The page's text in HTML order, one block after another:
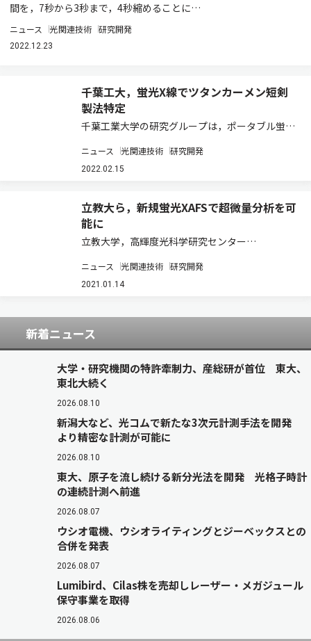
間を，7秒から3秒まで，4秒縮めることに…
ニュース 光関連技術 研究開発
2022.12.23
千葉工大，蛍光X線でツタンカーメン短剣
製法特定
千葉工業大学の研究グループは，ポータブル蛍光
破壊・非接触での化学分析を行なった結果，鉄剣
が低温鍛造により製造されたこと，エジプト国外
し…
ニュース 光関連技術 研究開発
2022.02.15
立教大ら，新規蛍光XAFSで超微量分析を可
能に
立教大学，高輝度光科学研究センター
（Transition Edge Sensors；TES）の利用を推
進する国際研究グループと共同で，大型放射光施
ニュース 光関連技術 研究開発
2021.01.14
新着ニュース
大学・研究機関の特許牽制力、産総研が首位 東大、
東北大続く
2026.08.10
新潟大など、光コムで新たな3次元計測手法を開発
より精密な計測が可能に
2026.08.10
東大、原子を流し続ける新分光法を開発 光格子時計
の連続計測へ前進
2026.08.07
ウシオ電機、ウシオライティングとジーベックスとの
合併を発表
2026.08.07
Lumibird、Cilas株を売却しレーザー・メガジュール
保守事業を取得
2026.08.06